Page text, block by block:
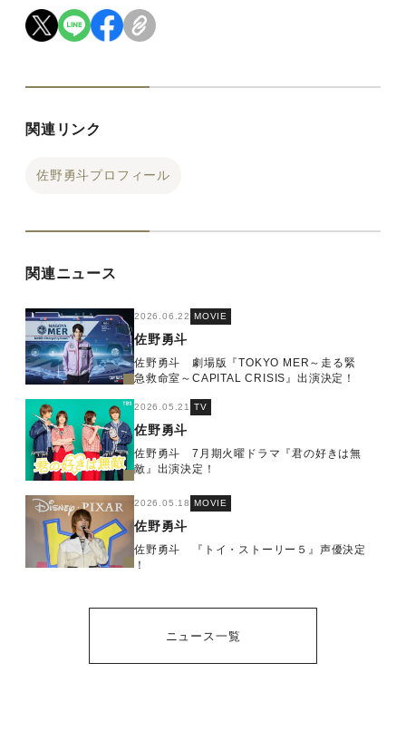
関連リンク
佐野勇斗プロフィール
関連ニュース
2026.06.22 MOVIE
佐野勇斗
佐野勇斗 劇場版『TOKYO MER～走る緊
急救命室～CAPITAL CRISIS』出演決定！
2026.05.21 TV
佐野勇斗
佐野勇斗 7月期火曜ドラマ『君の好きは無
敵』出演決定！
2026.05.18 MOVIE
佐野勇斗
佐野勇斗 『トイ・ストーリー５』声優決定
！
ニュース一覧